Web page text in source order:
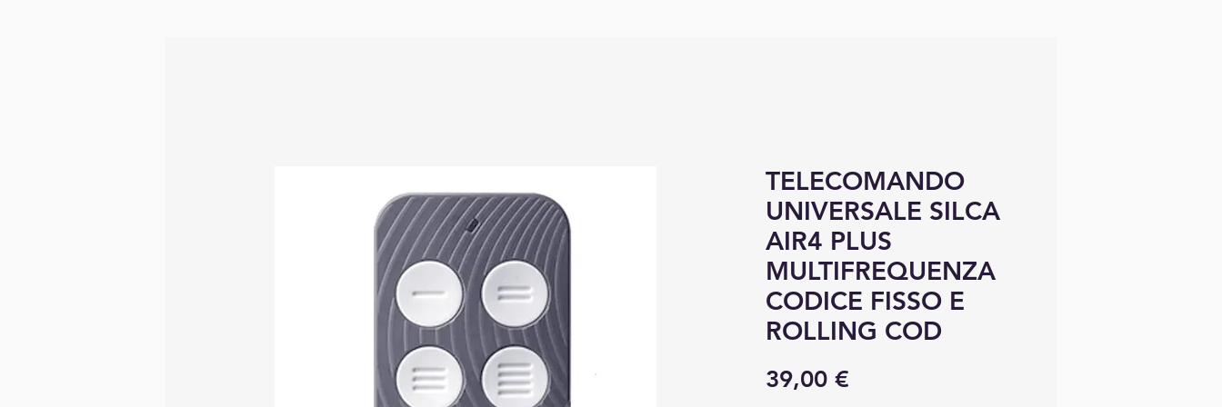
TELECOMANDO
UNIVERSALE SILCA
AIR4 PLUS
MULTIFREQUENZA
CODICE FISSO E
ROLLING COD
39,00 €